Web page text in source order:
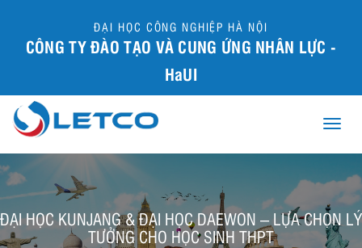
ĐẠI HỌC CÔNG NGHIỆP HÀ NỘI
CÔNG TY ĐÀO TẠO VÀ CUNG ỨNG NHÂN LỰC -
HaUI
Toggle
ĐẠI HỌC KUNJANG & ĐẠI HỌC DAEWON – LỰA CHỌN LÝ
TƯỞNG CHO HỌC SINH THPT